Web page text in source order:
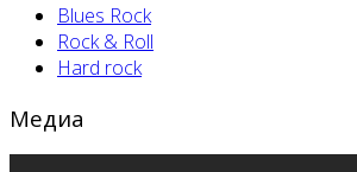
Blues Rock
Rock & Roll
Hard rock
Медиа